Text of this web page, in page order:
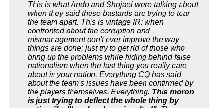
This is what Ando and Shojaei were talking about
when they said these bastards are trying to tear
the team apart. This is vintage IR: when
confronted about the corruption and
mismanagement don't ever improve the way
things are done; just try to get rid of those who
bring up the problems while hiding behind false
nationalism when the last thing you really care
about is your nation. Everything CQ has said
about the team's issues have been confirmed by
the players themselves. Everything. This moron
is just trying to deflect the whole thing by